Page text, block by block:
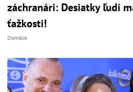
záchranári: Desiatky ľudí
ťažkosti!
Domáce